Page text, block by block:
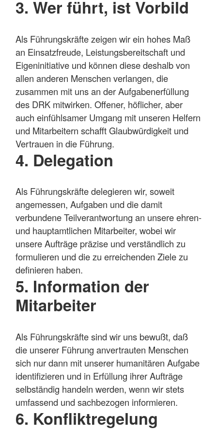
3. Wer führt, ist Vorbild
Als Führungskräfte zeigen wir ein hohes Maß
an Einsatzfreude, Leistungsbereitschaft und
Eigeninitiative und können diese deshalb von
allen anderen Menschen verlangen, die
zusammen mit uns an der Aufgabenerfüllung
des DRK mitwirken. Offener, höflicher, aber
auch einfühlsamer Umgang mit unseren Helfern
und Mitarbeitern schafft Glaubwürdigkeit und
Vertrauen in die Führung.
4. Delegation
Als Führungskräfte delegieren wir, soweit
angemessen, Aufgaben und die damit
verbundene Teilverantwortung an unsere ehren-
und hauptamtlichen Mitarbeiter, wobei wir
unsere Aufträge präzise und verständlich zu
formulieren und die zu erreichenden Ziele zu
definieren haben.
5. Information der
Mitarbeiter
Als Führungskräfte sind wir uns bewußt, daß
die unserer Führung anvertrauten Menschen
sich nur dann mit unserer humanitären Aufgabe
identifizieren und in Erfüllung ihrer Aufträge
selbständig handeln werden, wenn wir stets
umfassend und sachbezogen informieren.
6. Konfliktregelung